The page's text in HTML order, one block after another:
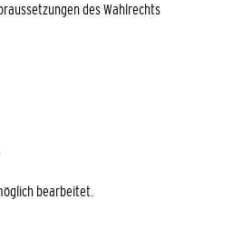
des Wahlrechts
bearbeitet.